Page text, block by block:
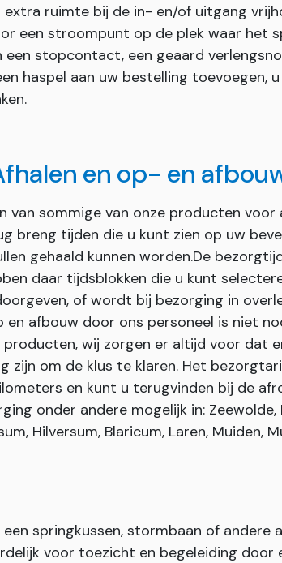
extra ruimte bij de in- en/of uitgang
een stroompunt op de plek waar het
een stopcontact, een geaard
haspel aan uw bestelling toevoegen,
en op- en
van sommige van onze producten voor
breng tijden die u kunt zien op uw
gehaald kunnen worden.De
daar tijdsblokken die u kunt
of wordt bij bezorging in
en afbouw door ons personeel is niet
wij zorgen er altijd voor dat
zijn om de klus te klaren. Het
en kunt u terugvinden bij de
onder andere mogelijk in: Zeewolde,
Hilversum, Blaricum, Laren, Muiden,
springkussen, stormbaan of andere
voor toezicht en begeleiding door